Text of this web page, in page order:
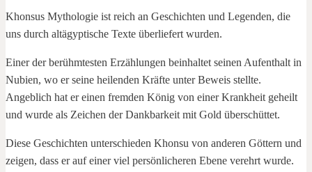
Khonsus Mythologie ist reich an Geschichten und Legenden, die
uns durch altägyptische Texte überliefert wurden.
Einer der berühmtesten Erzählungen beinhaltet seinen Aufenthalt in
Nubien, wo er seine heilenden Kräfte unter Beweis stellte.
Angeblich hat er einen fremden König von einer Krankheit geheilt
und wurde als Zeichen der Dankbarkeit mit Gold überschüttet.
Diese Geschichten unterschieden Khonsu von anderen Göttern und
zeigen, dass er auf einer viel persönlicheren Ebene verehrt wurde.